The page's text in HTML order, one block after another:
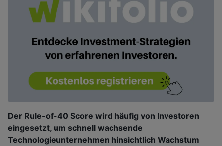
Der Rule-of-40 Score wird häufig von Investoren
eingesetzt, um schnell wachsende
Technologieunternehmen hinsichtlich Wachstum